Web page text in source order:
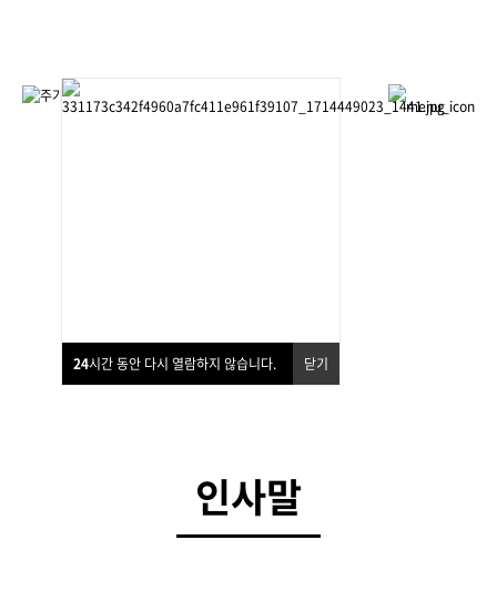
24시간 동안 다시 열람하지 않습니다. 닫기
인사말